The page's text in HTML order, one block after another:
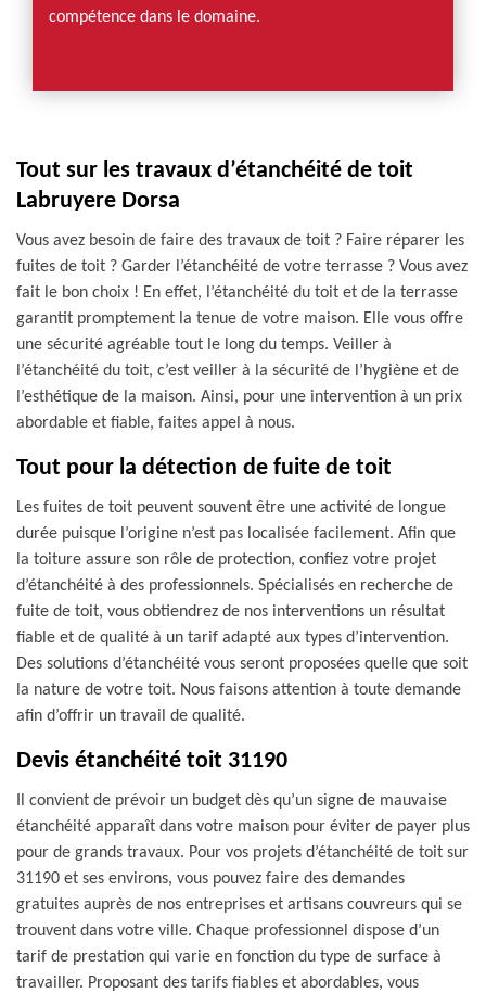
compétence dans le domaine.
Tout sur les travaux d’étanchéité de toit
Labruyere Dorsa
Vous avez besoin de faire des travaux de toit ? Faire réparer les
fuites de toit ? Garder l’étanchéité de votre terrasse ? Vous avez
fait le bon choix ! En effet, l’étanchéité du toit et de la terrasse
garantit promptement la tenue de votre maison. Elle vous offre
une sécurité agréable tout le long du temps. Veiller à
l’étanchéité du toit, c’est veiller à la sécurité de l’hygiène et de
l’esthétique de la maison. Ainsi, pour une intervention à un prix
abordable et fiable, faites appel à nous.
Tout pour la détection de fuite de toit
Les fuites de toit peuvent souvent être une activité de longue
durée puisque l’origine n’est pas localisée facilement. Afin que
la toiture assure son rôle de protection, confiez votre projet
d’étanchéité à des professionnels. Spécialisés en recherche de
fuite de toit, vous obtiendrez de nos interventions un résultat
fiable et de qualité à un tarif adapté aux types d’intervention.
Des solutions d’étanchéité vous seront proposées quelle que soit
la nature de votre toit. Nous faisons attention à toute demande
afin d’offrir un travail de qualité.
Devis étanchéité toit 31190
Il convient de prévoir un budget dès qu’un signe de mauvaise
étanchéité apparaît dans votre maison pour éviter de payer plus
pour de grands travaux. Pour vos projets d’étanchéité de toit sur
31190 et ses environs, vous pouvez faire des demandes
gratuites auprès de nos entreprises et artisans couvreurs qui se
trouvent dans votre ville. Chaque professionnel dispose d’un
tarif de prestation qui varie en fonction du type de surface à
travailler. Proposant des tarifs fiables et abordables, vous